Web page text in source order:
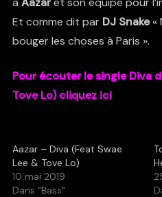
Et comme dit par DJ Snake«
bouger les choses à Paris ».
Pour écouter le single Diva
Tove Lo) cliquez ici
Aazar – Diva (Feat Swae
Lee & Tove Lo)
10 mai 2019
Dans "Bass"